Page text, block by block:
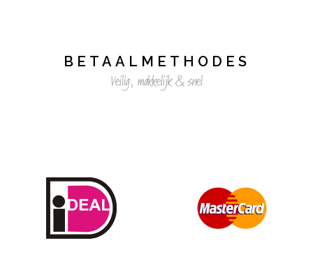
BETAALMETHODES
Veilig, makkelijk & snel